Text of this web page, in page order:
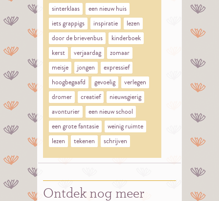
sinterklaas
een nieuw huis
iets grappigs
inspiratie
lezen
door de brievenbus
kinderboek
kerst
verjaardag
zomaar
meisje
jongen
expressief
hoogbegaafd
gevoelig
verlegen
dromer
creatief
nieuwsgierig
avonturier
een nieuw school
een grote fantasie
weinig ruimte
lezen
tekenen schrijven
Ontdek nog meer